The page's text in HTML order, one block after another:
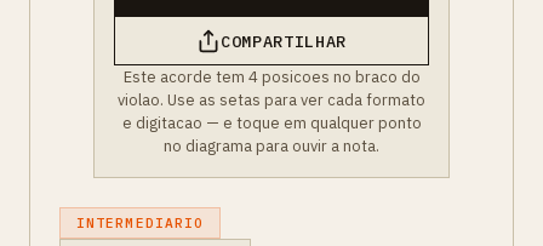
COMPARTILHAR
Este acorde tem 4 posicoes no braco do
violao. Use as setas para ver cada formato
e digitacao — e toque em qualquer ponto
no diagrama para ouvir a nota.
INTERMEDIARIO